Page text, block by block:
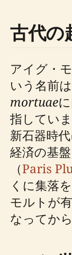
古代の
アイグ・
いう名前
mortuae
指してい
新石器時
経済の基
（Paris
くに集落
モルトが
なってから